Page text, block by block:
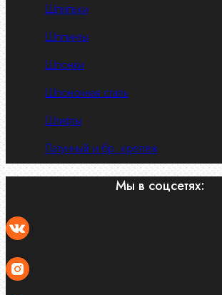
Шпильки
Шплинты
Шпонки
Шпоночная сталь
Штифты
Латунный и бр. крепеж
Мы в соцсетях: